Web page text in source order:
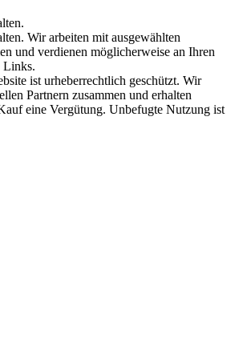
Wir arbeiten mit ausgewählten
und verdienen möglicherweise an Ihren
Links.
ist urheberrechtlich geschützt. Wir
Partnern zusammen und erhalten
eine Vergütung. Unbefugte Nutzung ist